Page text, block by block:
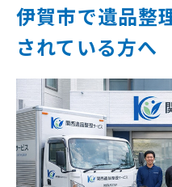
伊賀市で遺品整
されている⽅へ